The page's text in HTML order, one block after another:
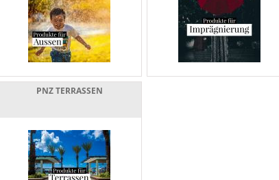
PNZ TERRASSEN